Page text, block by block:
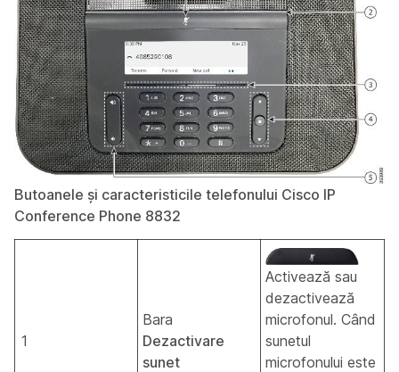
Butoanele și caracteristicile telefonului Cisco IP
Conference Phone 8832
1
Bara
Dezactivare
sunet
Activează sau
dezactivează
microfonul. Când
sunetul
microfonului este